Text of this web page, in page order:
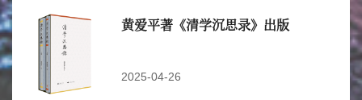
黄爱平著《清学沉思录》出版
2025-04-26